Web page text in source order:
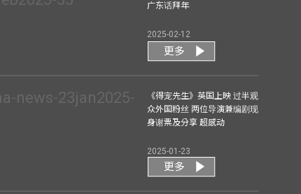
广东话拜年
2025-02-12
更多
《得宠先生》英国上映 过半观
众外国粉丝 两位导演兼编剧现
身谢票及分享 超感动
2025-01-23
更多